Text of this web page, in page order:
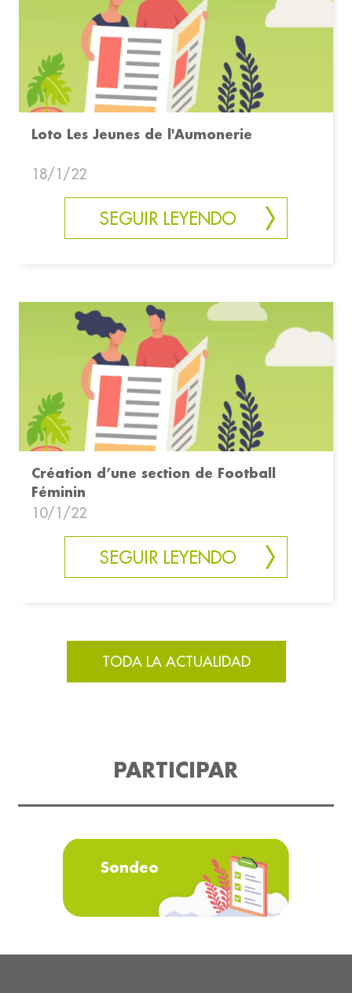
Loto Les Jeunes de l'Aumonerie
18/1/22
SEGUIR LEYENDO
Création d’une section de Football
Féminin
10/1/22
SEGUIR LEYENDO
TODA LA ACTUALIDAD
PARTICIPAR
Sondeo